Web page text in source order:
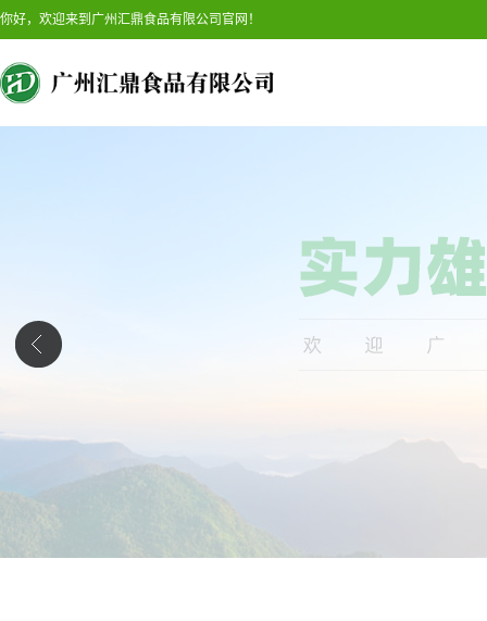
你好，欢迎来到广州汇鼎食品有限公司官网！